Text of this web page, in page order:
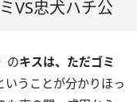
VS忠犬ハチ公
のキスは、ただゴミ
いうことが分かりほっ